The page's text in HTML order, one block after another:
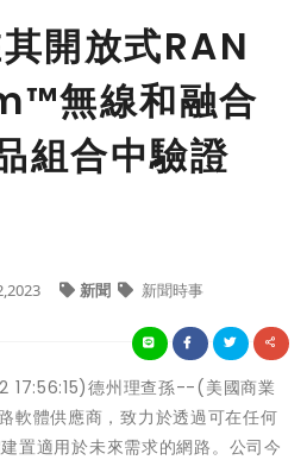
開放式RAN
無線和融合
組合中驗證
新聞 新聞時事
17:56:15)德州理查孫--(美國商業
體供應商，致力於透過可在任何
置適用於未來需求的網路。公司今